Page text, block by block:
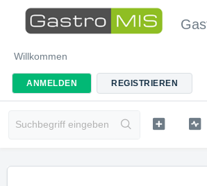
Willkommen
ANMELDEN REGISTRIEREN